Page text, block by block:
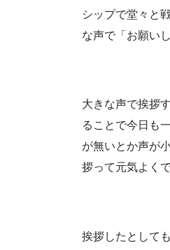
シップで堂々と
な声で 「お願い
大きな声で挨拶
ることで今日も
が無いとか声が
拶って元気よく
挨拶したとしても